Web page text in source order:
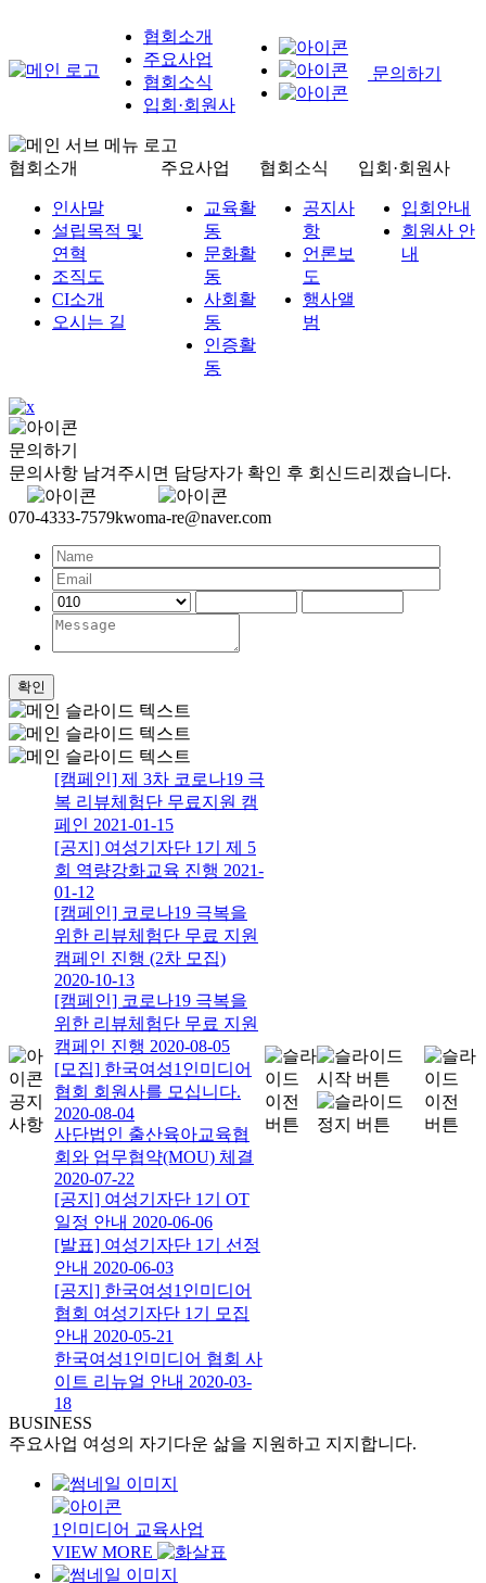
협회소개
주요사업
협회소식
입회·회원사
문의하기
협회소개
인사말
설립목적 및
연혁
조직도
CI소개
오시는 길
주요사업
교육활
동
문화활
동
사회활
동
인증활
동
협회소식
공지사
항
언론보
도
행사앨
범
입회·회원사
입회안내
회원사 안
내
문의하기
문의사항 남겨주시면 담당자가 확인 후 회신드리겠습니다.
070-4333-7579kwoma-re@naver.com
공지
사항
[캠페인] 제 3차 코로나19 극
복 리뷰체험단 무료지원 캠
페인 2021-01-15
[공지] 여성기자단 1기 제 5
회 역량강화교육 진행 2021-
01-12
[캠페인] 코로나19 극복을
위한 리뷰체험단 무료 지원
캠페인 진행 (2차 모집)
2020-10-13
[캠페인] 코로나19 극복을
위한 리뷰체험단 무료 지원
캠페인 진행 2020-08-05
[모집] 한국여성1인미디어
협회 회원사를 모십니다.
2020-08-04
사단법인 출산육아교육협
회와 업무협약(MOU) 체결
2020-07-22
[공지] 여성기자단 1기 OT
일정 안내 2020-06-06
[발표] 여성기자단 1기 선정
안내 2020-06-03
[공지] 한국여성1인미디어
협회 여성기자단 1기 모집
안내 2020-05-21
한국여성1인미디어 협회 사
이트 리뉴얼 안내 2020-03-
18
BUSINESS
주요사업 여성의 자기다운 삶을 지원하고 지지합니다.
1인미디어 교육사업
VIEW MORE